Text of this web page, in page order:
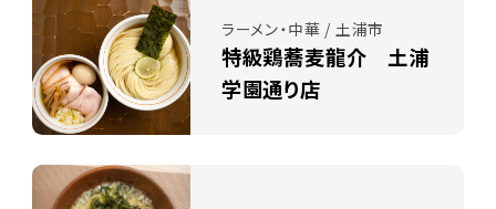
ラーメン・中華 / 土浦市
特級鶏蕎麦龍介 土浦
学園通り店